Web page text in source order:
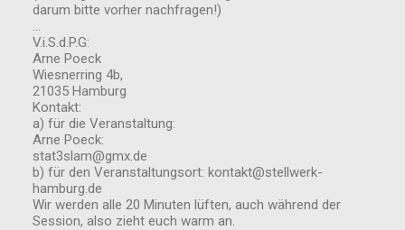
darum bitte vorher nachfragen!)
…
V.i.S.d.P.G:
Arne Poeck
Wiesnerring 4b,
21035 Hamburg
Kontakt:
a) für die Veranstaltung:
Arne Poeck:
stat3slam@gmx.de
b) für den Veranstaltungsort: kontakt@stellwerk-
hamburg.de
Wir werden alle 20 Minuten lüften, auch während der
Session, also zieht euch warm an.